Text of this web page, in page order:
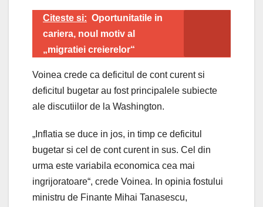
Citeste si: Oportunitatile in
cariera, noul motiv al
„migratiei creierelor“
Voinea crede ca deficitul de cont curent si
deficitul bugetar au fost principalele subiecte
ale discutiilor de la Washington.
„Inflatia se duce in jos, in timp ce deficitul
bugetar si cel de cont curent in sus. Cel din
urma este variabila economica cea mai
ingrijoratoare“, crede Voinea. In opinia fostului
ministru de Finante Mihai Tanasescu,